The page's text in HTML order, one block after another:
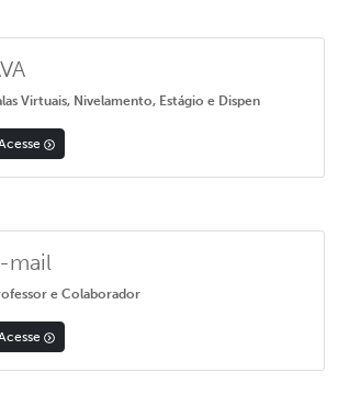
Virtuais, Nivelamento, Estágio e Dispen
mail
e Colaborador